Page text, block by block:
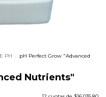
PH . pH Perfect Grow "Advanced
Nutrients"